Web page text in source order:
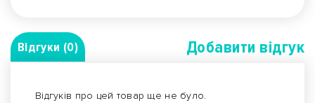
Відгуки (0) Добавити вiдгук
Відгуків про цей товар ще не було.